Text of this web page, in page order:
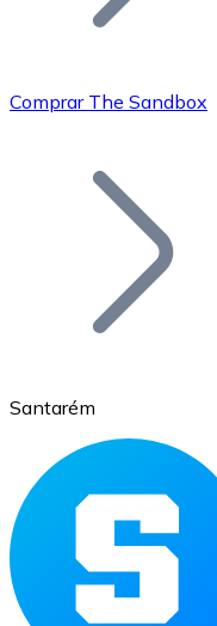
Bitcoin
Ethereum
ETH
Comprar The Sandbox
Santarém